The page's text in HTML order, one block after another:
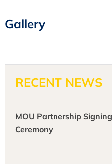
Gallery
RECENT NEWS
MOU Partnership Signing
Ceremony